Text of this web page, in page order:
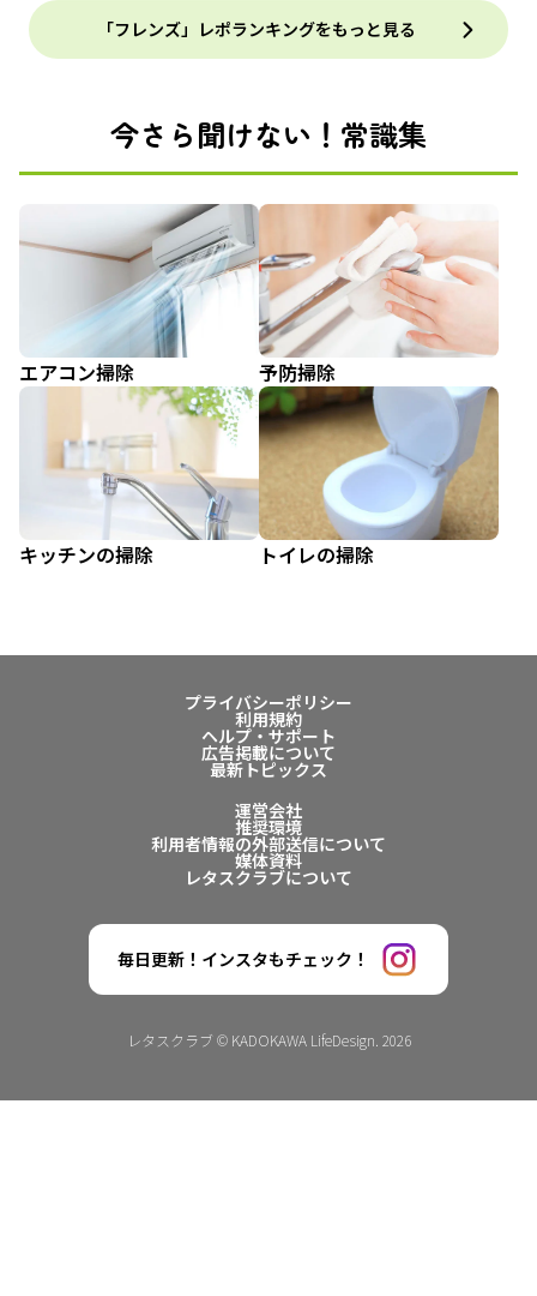
「フレンズ」レポランキングをもっと見る
今さら聞けない！常識集
エアコン掃除 予防掃除
キッチンの掃除 トイレの掃除
プライバシーポリシー
利用規約
ヘルプ・サポート
広告掲載について
最新トピックス
運営会社
推奨環境
利用者情報の外部送信について
媒体資料
レタスクラブについて
毎日更新！インスタもチェック！
レタスクラブ © KADOKAWA LifeDesign. 2026